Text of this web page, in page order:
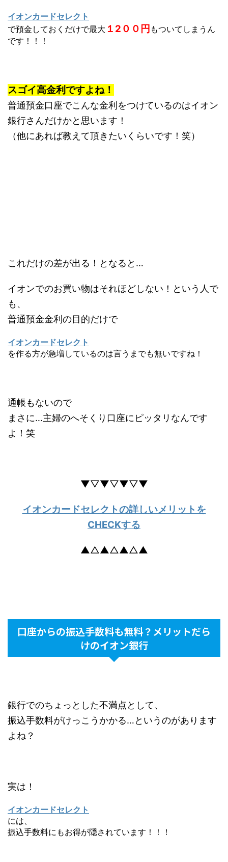
イオンカードセレクト
で預金しておくだけで最大 １2００円 もついてしまうん
です！！！
スゴイ高金利ですよね！
普通預金口座でこんな金利をつけているのはイオン
銀行さんだけかと思います！
（他にあれば教えて頂きたいくらいです！笑）
これだけの差が出る！となると…
イオンでのお買い物はそれほどしない！という人で
も、
普通預金金利の目的だけで
イオンカードセレクト
を作る方が急増しているのは言うまでも無いですね！
通帳もないので
まさに…主婦のへそくり口座にピッタリなんです
よ！笑
▼▽▼▽▼▽▼
イオンカードセレクトの詳しいメリットを
CHECKする
▲△▲△▲△▲
口座からの振込手数料も無料？メリットだら
けのイオン銀行
銀行でのちょっとした不満点として、
振込手数料がけっこうかかる…というのがあります
よね？
実は！
イオンカードセレクト
には、
振込手数料にもお得が隠されています！！！